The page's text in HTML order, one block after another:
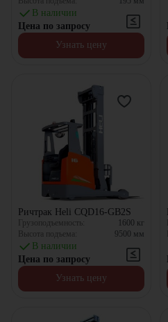
В наличии
Цена по запросу
Узнать цену
Ричтрак Heli CQD16-GB2S
Грузоподъемность: 1600 кг
Высота подъема:
9500 мм
В наличии
Цена по запросу
Узнать цену